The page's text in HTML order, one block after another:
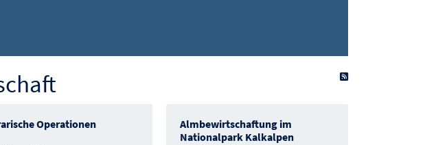
als RSS-Feed
Operationen
Almbewirtschaftung im
Nationalpark Kalkalpen